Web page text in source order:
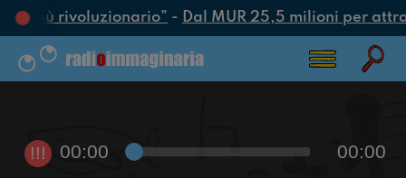
più rivoluzionario”-Dal MUR 25,5 milioni per
!!! 00:00 00:00